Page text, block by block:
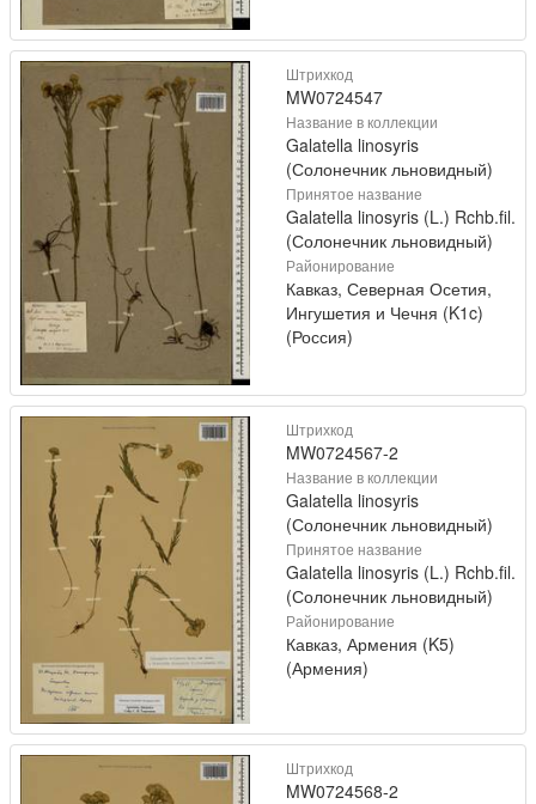
Штрихкод
MW0724547
Название в коллекции
Galatella linosyris
(Солонечник льновидный)
Принятое название
Galatella linosyris (L.) Rchb.fil.
(Солонечник льновидный)
Районирование
Кавказ, Северная Осетия,
Ингушетия и Чечня (K1c)
(Россия)
Штрихкод
MW0724567-2
Название в коллекции
Galatella linosyris
(Солонечник льновидный)
Принятое название
Galatella linosyris (L.) Rchb.fil.
(Солонечник льновидный)
Районирование
Кавказ, Армения (K5)
(Армения)
Штрихкод
MW0724568-2